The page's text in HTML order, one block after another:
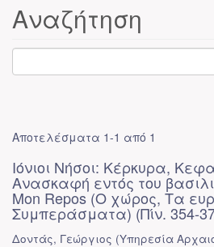
Αναζήτηση
Αποτελέσματα 1-1 από 1
Ιόνιοι Νήσοι: Κέρκυρα,
Ανασκαφή εντός του
Mon Repos (Ο χώρος, Τα
Συμπεράσματα) (Πίν. 354-
Δοντάς, Γεώργιος (Υπηρεσία